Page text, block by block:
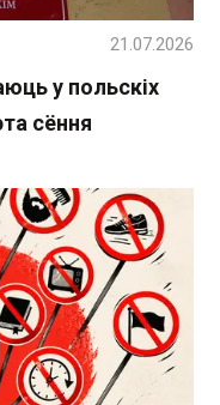
у польскіх
сёння
21.07.2026